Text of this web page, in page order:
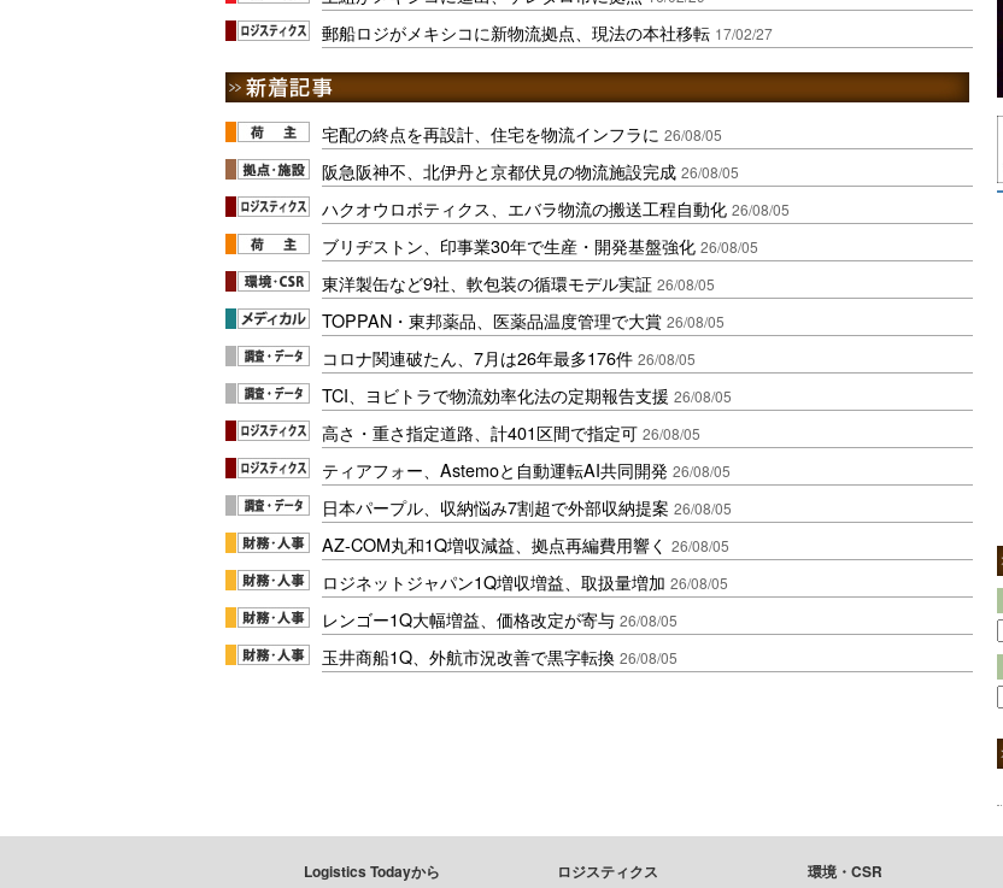
郵船ロジがメキシコに新物流拠点、現法の本社移転 17/02/27
宅配の終点を再設計、住宅を物流インフラに 26/08/05
阪急阪神不、北伊丹と京都伏見の物流施設完成 26/08/05
ハクオウロボティクス、エバラ物流の搬送工程自動化 26/08/05
ブリヂストン、印事業30年で生産・開発基盤強化 26/08/05
東洋製缶など9社、軟包装の循環モデル実証 26/08/05
TOPPAN・東邦薬品、医薬品温度管理で大賞 26/08/05
コロナ関連破たん、7月は26年最多176件 26/08/05
TCI、ヨビトラで物流効率化法の定期報告支援 26/08/05
高さ・重さ指定道路、計401区間で指定可 26/08/05
ティアフォー、Astemoと自動運転AI共同開発 26/08/05
日本パープル、収納悩み7割超で外部収納提案 26/08/05
AZ-COM丸和1Q増収減益、拠点再編費用響く 26/08/05
ロジネットジャパン1Q増収増益、取扱量増加 26/08/05
レンゴー1Q大幅増益、価格改定が寄与 26/08/05
玉井商船1Q、外航市況改善で黒字転換 26/08/05
Logistics Todayから ロジスティクス 環境・CSR